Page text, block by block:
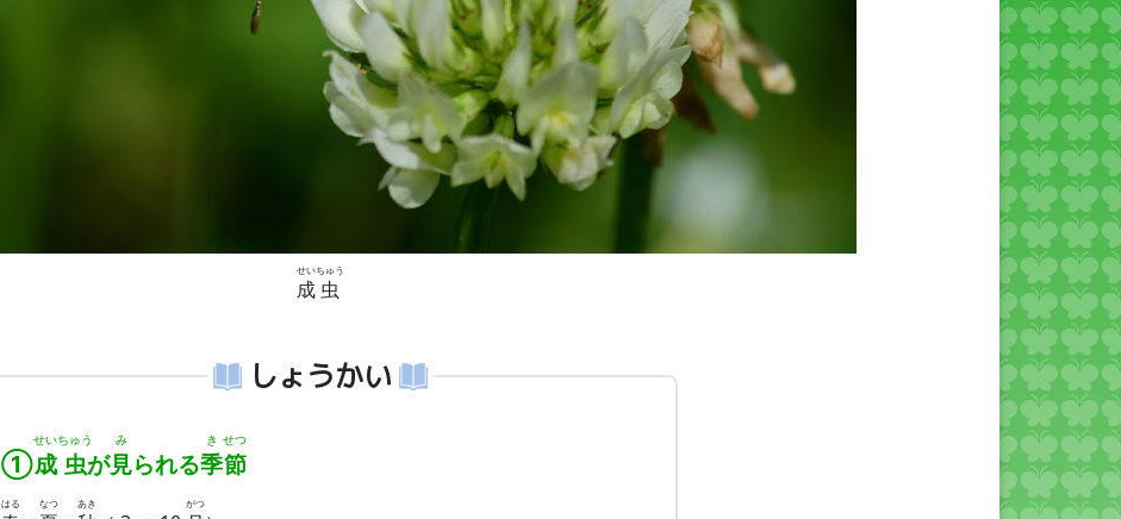
成
せい
虫
ちゅう
しょうかい
①成
せい
虫
ちゅう
が見
み
られる季
き
節
せつ
はる なつ あき がつ